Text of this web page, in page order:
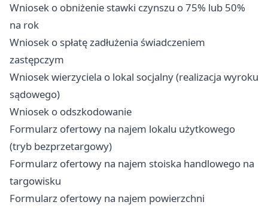
Wniosek o obniżenie stawki czynszu o 75% lub 50%
na rok
Wniosek o spłatę zadłużenia świadczeniem
zastępczym
Wniosek wierzyciela o lokal socjalny (realizacja wyroku
sądowego)
Wniosek o odszkodowanie
Formularz ofertowy na najem lokalu użytkowego
(tryb bezprzetargowy)
Formularz ofertowy na najem stoiska handlowego na
targowisku
Formularz ofertowy na najem powierzchni